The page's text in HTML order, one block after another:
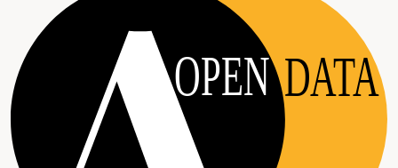
OPEN DATA